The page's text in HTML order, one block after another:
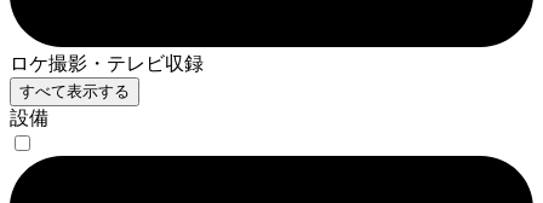
ロケ撮影・テレビ収録
すべて表示する
設備